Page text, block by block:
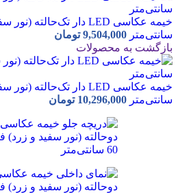
سانتی‌متر 9,504,000 تومان
بازگشت به محصولات
سانتی‌متر 10,296,000 تومان